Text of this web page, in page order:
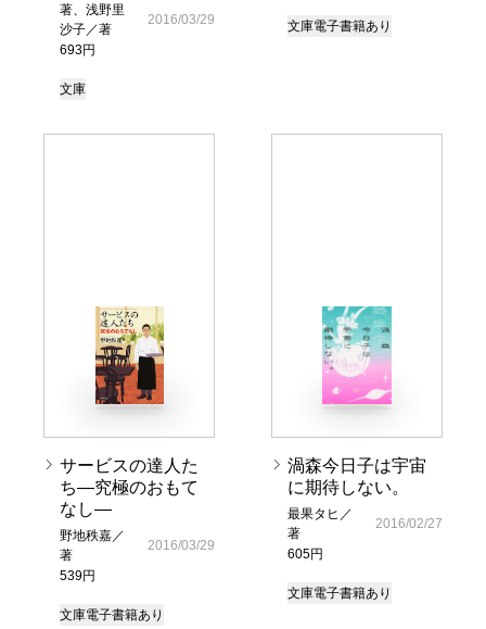
著、浅野里
沙子／著
693円
2016/03/29
文庫
文庫電子書籍あり
サービスの達人た
ち―究極のおもて
なし―
野地秩嘉／
著
539円
2016/03/29
文庫電子書籍あり
渦森今日子は宇宙
に期待しない。
最果タヒ／
著
605円
2016/02/27
文庫電子書籍あり